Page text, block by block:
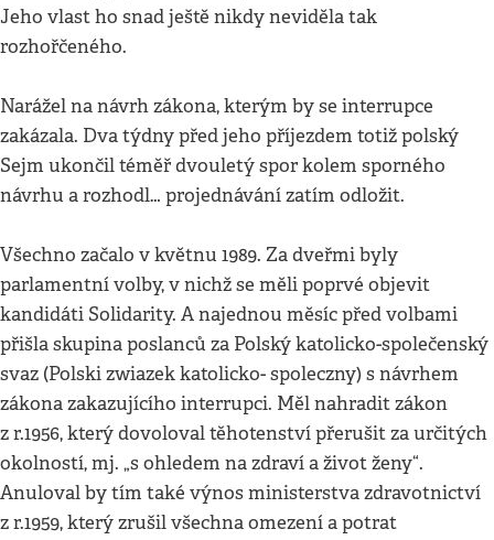
Jeho vlast ho snad ještě nikdy neviděla tak
rozhořčeného.
Narážel na návrh zákona, kterým by se interrupce
zakázala. Dva týdny před jeho příjezdem totiž polský
Sejm ukončil téměř dvouletý spor kolem sporného
návrhu a rozhodl… projednávání zatím odložit.
Všechno začalo v květnu 1989. Za dveřmi byly
parlamentní volby, v nichž se měli poprvé objevit
kandidáti Solidarity. A najednou měsíc před volbami
přišla skupina poslanců za Polský katolicko-společenský
svaz (Polski zwiazek katolicko- spoleczny) s návrhem
zákona zakazujícího interrupci. Měl nahradit zákon
z r.1956, který dovoloval těhotenství přerušit za určitých
okolností, mj. „s ohledem na zdraví a život ženy“.
Anuloval by tím také výnos ministerstva zdravotnictví
z r.1959, který zrušil všechna omezení a potrat